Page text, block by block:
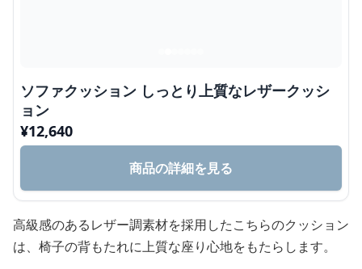
ソファクッション しっとり上質なレザークッシ
ョン
¥12,640
商品の詳細を見る
高級感のあるレザー調素材を採用したこちらのクッション
は、椅子の背もたれに上質な座り心地をもたらします。